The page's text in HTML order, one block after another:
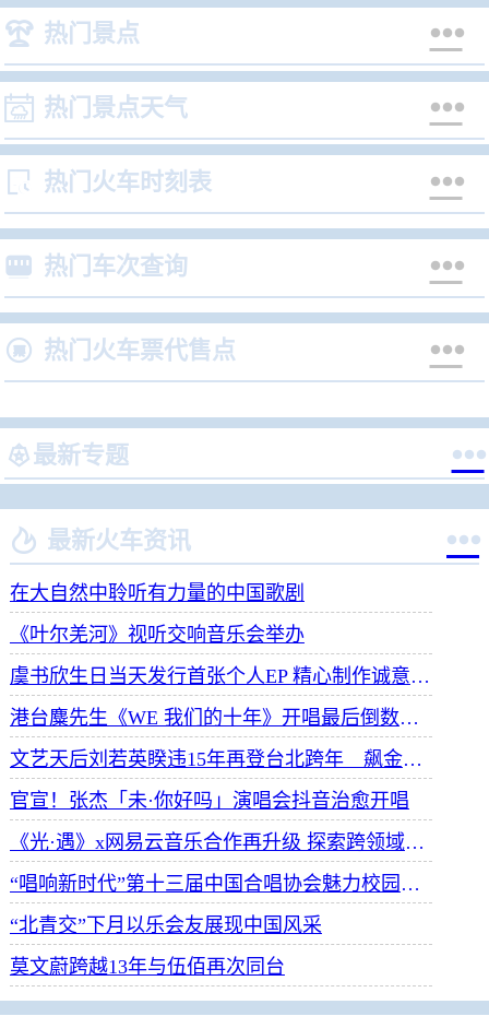
 热门景点 
 热门景点天气 
 热门火车时刻表 
 热门车次查询 
 热门火车票代售点 
最新专题 
 最新火车资讯 
在大自然中聆听有力量的中国歌剧
《叶尔羌河》视听交响音乐会举办
虞书欣生日当天发行首张个人EP 精心制作诚意满满
港台麋先生《WE 我们的十年》开唱最后倒数 惊喜释出10周年纪念单曲宠粉
文艺天后刘若英睽违15年再登台北跨年 飙金嗓演唱经典招牌歌掀回忆杀
官宣！张杰「未·你好吗」演唱会抖音治愈开唱
《光·遇》x网易云音乐合作再升级 探索跨领域社交新体验
“唱响新时代”第十三届中国合唱协会魅力校园合唱展演开幕
“北青交”下月以乐会友展现中国风采
莫文蔚跨越13年与伍佰再次同台